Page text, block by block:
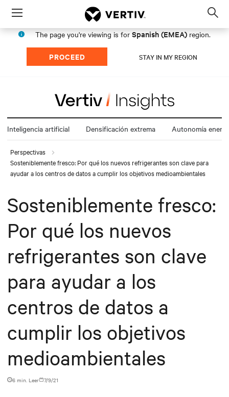
Menu
The page you're viewing is for Spanish (EMEA) region.
PROCEED STAY IN MY REGION
Inteligencia artificial Densificación extrema Autonomía
Perspectivas
Sosteniblemente fresco: Por qué los nuevos refrigerantes son clave para
ayudar a los centros de datos a cumplir los objetivos medioambientales
Sosteniblemente fresco:
Por qué los nuevos
refrigerantes son clave
para ayudar a los
centros de datos a
cumplir los objetivos
medioambientales
6 min. Leer 7/9/21